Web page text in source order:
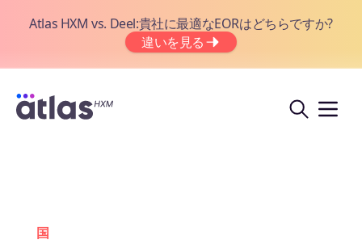
Atlas HXM vs. Deel:貴社に最適なEORはどちらですか?
違いを見る
国